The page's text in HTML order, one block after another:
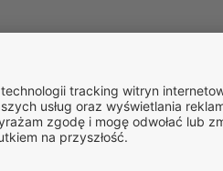
czy dopamina, są
koncepcję ich
odpowiedzialnych